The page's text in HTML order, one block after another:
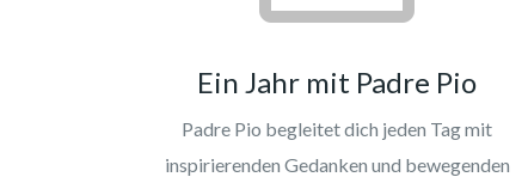
Ein Jahr mit Padre Pio
Padre Pio begleitet dich jeden Tag mit
inspirierenden Gedanken und bewegenden